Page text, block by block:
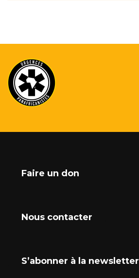
Faire un don
Nous contacter
S’abonner à la newsletter